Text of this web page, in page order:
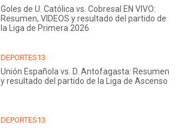
Goles de U. Católica vs. Cobresal EN VIVO:
Resumen, VIDEOS y resultado del partido de
la Liga de Primera 2026
DEPORTES13
Unión Española vs. D. Antofagasta: Resumen
y resultado del partido de la Liga de Ascenso
DEPORTES13